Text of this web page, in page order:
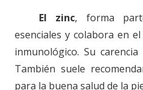
El zinc, forma
esenciales y colabora en
inmunológico. Su
También suele
para la buena salud de la